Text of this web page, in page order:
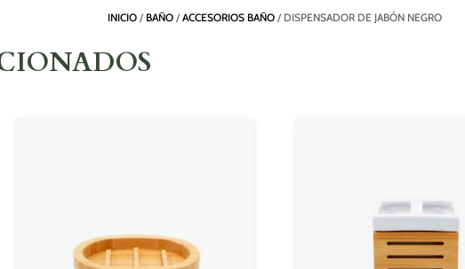
INICIO / BAÑO / ACCESORIOS BAÑO / DISPENSADOR DE JABÓN NEGRO